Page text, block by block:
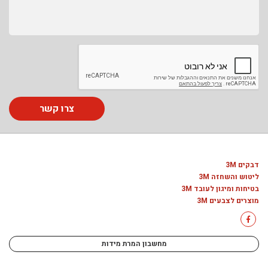
צרו קשר
דבקים 3M
ליטוש והשחזה 3M
בטיחות ומיגון לעובד 3M
מוצרים לצבעים 3M
מחשבון המרת מידות